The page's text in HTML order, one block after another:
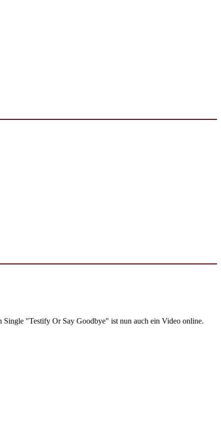
"Testify Or Say Goodbye" ist nun auch ein Video online.